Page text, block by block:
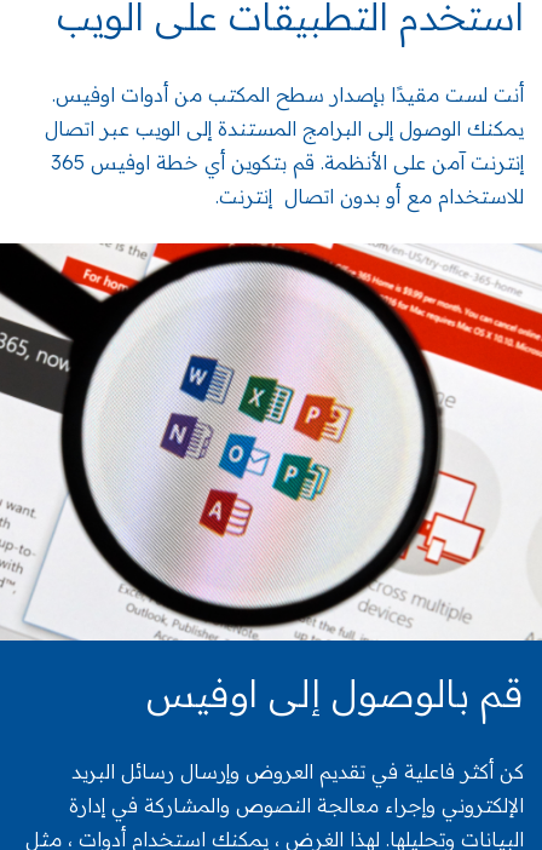
استخدم التطبيقات على الويب
أنت لست مقيدًا بإصدار سطح المكتب من أدوات اوفيس.
يمكنك الوصول إلى البرامج المستندة إلى الويب عبر اتصال
إنترنت آمن على الأنظمة. قم بتكوين أي خطة اوفيس 365
للاستخدام مع أو بدون اتصال إنترنت.
قم بالوصول إلى اوفيس
كن أكثر فاعلية في تقديم العروض وإرسال رسائل البريد
الإلكتروني وإجراء معالجة النصوص والمشاركة في إدارة
البيانات وتحليلها. لهذا الغرض ، يمكنك استخدام أدوات ، مثل